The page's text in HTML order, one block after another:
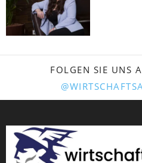
FOLGEN SIE UNS